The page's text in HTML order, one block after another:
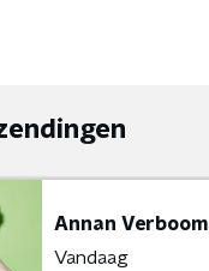
Annan Verboom
Vandaag